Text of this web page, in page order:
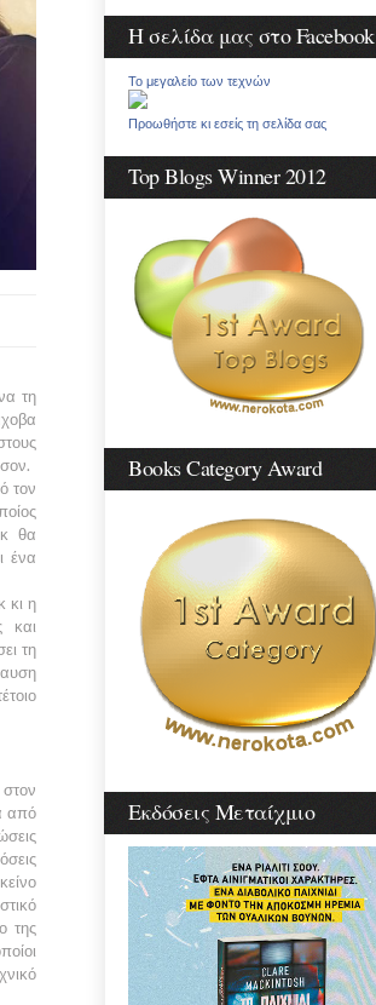
τη
τον
θα
ένα
κι η
και
τη
από
της
Η σελίδα μας στο Facebook
Το μεγαλείο των τεχνών
Προωθήστε κι εσείς τη σελίδα σας
Top Blogs Winner 2012
Books Category Award
Εκδόσεις Μεταίχμιο